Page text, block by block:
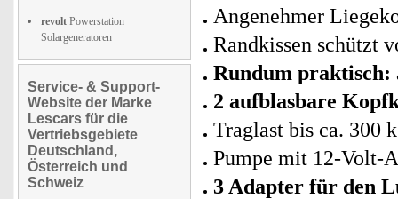
revolt Powerstation
Solargeneratoren
Service- & Support-
Website der Marke
Lescars für die
Vertriebsgebiete
Deutschland,
Österreich und
Schweiz
Angenehmer
Randkissen schützt
Rundum praktisch:
2 aufblasbare
Traglast bis ca. 300
Pumpe mit 12-Volt-
3 Adapter für den